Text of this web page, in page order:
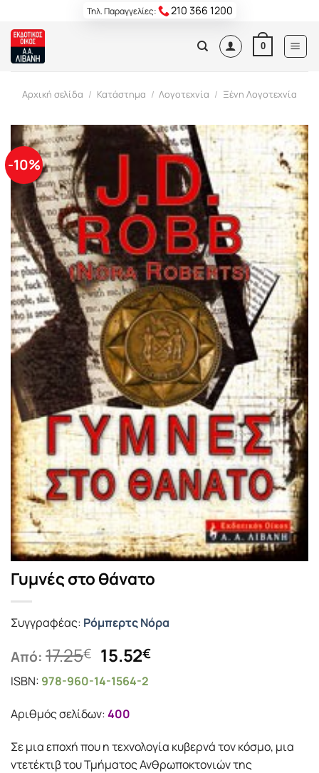
content
Τηλ. Παραγγελίες: 210 366 1200
0
Αρχική σελίδα / Κατάστημα / Λογοτεχνία / Ξένη Λογοτεχνία
-10%
Γυμνές στο θάνατο
Συγγραφέας: Ρόμπερτς Νόρα
Από: 17.25€ Original
price
was:
17.25€.
15.52€Η
ISBN: 978-960-14-1564-2
Αριθμός σελίδων:400
Σε μια εποχή που η τεχνολογία κυβερνά τον κόσμο, μια
ντετέκτιβ του Τμήματος Ανθρωποκτονιών της